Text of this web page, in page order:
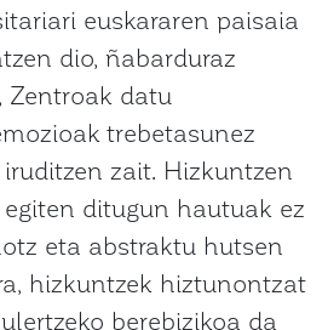
euskararen paisaia
dio, ñabarduraz
Zentroak datu
trebetasunez
zait. Hizkuntzen
ditugun hautuak ez
eta abstraktu hutsen
hizkuntzek hiztunontzat
berebizikoa da